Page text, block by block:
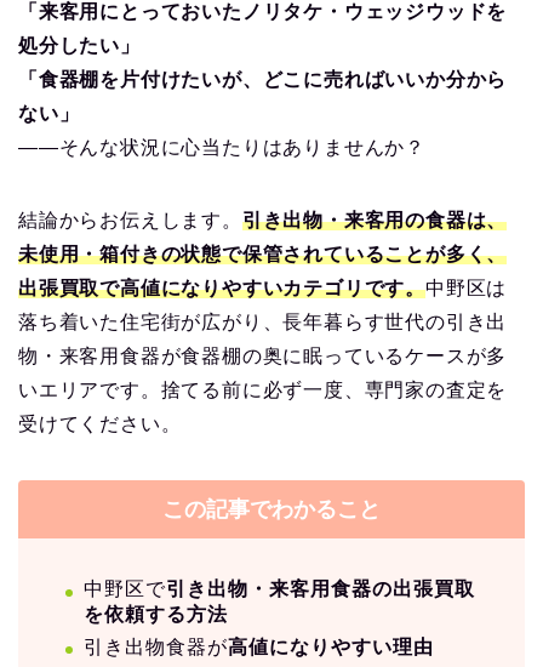
「来客用にとっておいたノリタケ・ウェッジウッドを
処分したい」
「食器棚を片付けたいが、どこに売ればいいか分から
ない」
——そんな状況に心当たりはありませんか？
結論からお伝えします。 引き出物・来客用の食器は、
未使用・箱付きの状態で保管されていることが多く、
出張買取で高値になりやすいカテゴリです。中野区は
落ち着いた住宅街が広がり、長年暮らす世代の引き出
物・来客用食器が食器棚の奥に眠っているケースが多
いエリアです。捨てる前に必ず一度、専門家の査定を
受けてください。
この記事でわかること
中野区で引き出物・来客用食器の出張買取
を依頼する方法
引き出物食器が高値になりやすい理由